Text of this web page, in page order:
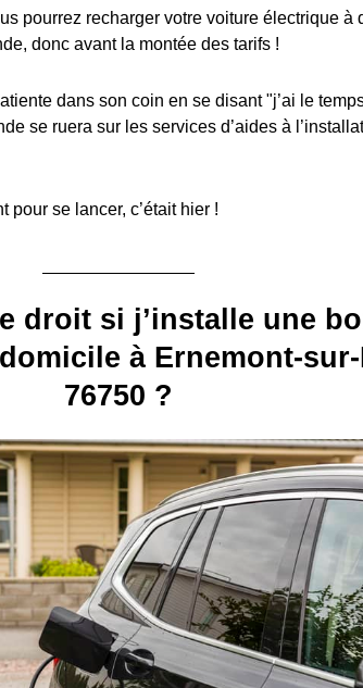
pourrez recharger votre voiture électrique à
donc avant la montée des tarifs !
dans son coin en se disant "j’ai le
se ruera sur les services d’aides à
pour se lancer, c’était hier !
droit si j’installe une
à Ernemont-
76750 ?